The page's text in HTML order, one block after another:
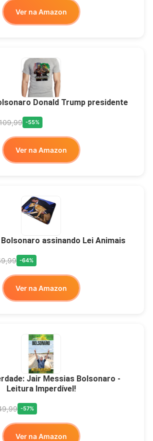
Ver no MERCADO
LIVRE
Ver na Amazon
Donald Trump presidente
-55%
Ver na Amazon
assinando Lei Animais
-64%
Ver na Amazon
Jair Messias Bolsonaro -
Leitura Imperdível!
-57%
Ver na Amazon